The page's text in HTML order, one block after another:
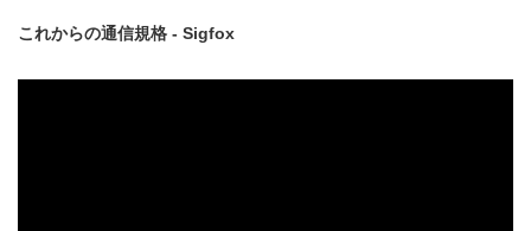
これからの通信規格 - Sigfox